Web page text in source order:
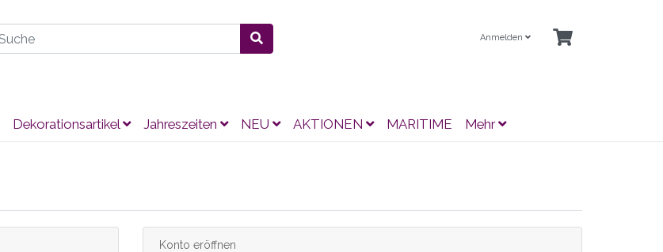
Anmelden
Dekorationsartikel Jahreszeiten NEU AKTIONEN MARITIME Mehr
Konto eröffnen